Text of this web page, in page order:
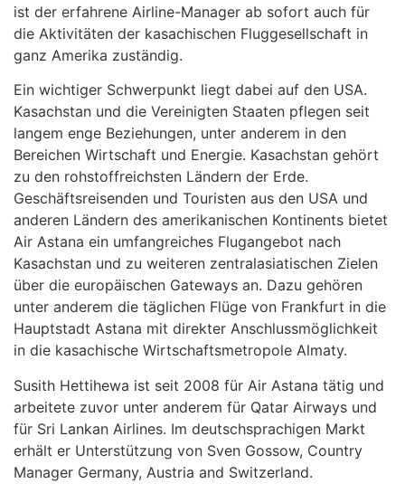
ist der erfahrene Airline-Manager ab sofort auch für
die Aktivitäten der kasachischen Fluggesellschaft in
ganz Amerika zuständig.
Ein wichtiger Schwerpunkt liegt dabei auf den USA.
Kasachstan und die Vereinigten Staaten pflegen seit
langem enge Beziehungen, unter anderem in den
Bereichen Wirtschaft und Energie. Kasachstan gehört
zu den rohstoffreichsten Ländern der Erde.
Geschäftsreisenden und Touristen aus den USA und
anderen Ländern des amerikanischen Kontinents bietet
Air Astana ein umfangreiches Flugangebot nach
Kasachstan und zu weiteren zentralasiatischen Zielen
über die europäischen Gateways an. Dazu gehören
unter anderem die täglichen Flüge von Frankfurt in die
Hauptstadt Astana mit direkter Anschlussmöglichkeit
in die kasachische Wirtschaftsmetropole Almaty.
Susith Hettihewa ist seit 2008 für Air Astana tätig und
arbeitete zuvor unter anderem für Qatar Airways und
für Sri Lankan Airlines. Im deutschsprachigen Markt
erhält er Unterstützung von Sven Gossow, Country
Manager Germany, Austria and Switzerland.